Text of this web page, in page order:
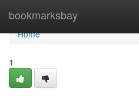
bookmarksbay
Home
Home
1